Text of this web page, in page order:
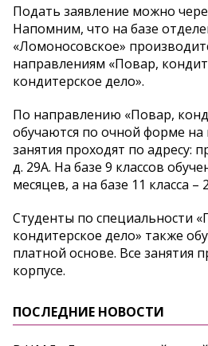
Подать заявление можно
Напомним, что на базе
«Ломоносовское»
направлениям «Повар,
кондитерское дело».
По направлению «Повар,
обучаются по очной форме на
занятия проходят по адресу:
д. 29А. На базе 9 классов
месяцев, а на базе 11 класса –
Студенты по специальности
кондитерское дело» также
платной основе. Все занятия
корпусе.
ПОСЛЕДНИЕ НОВОСТИ